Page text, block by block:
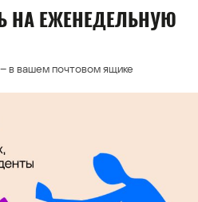
НА ЕЖЕНЕДЕЛЬНУЮ
в вашем почтовом ящике